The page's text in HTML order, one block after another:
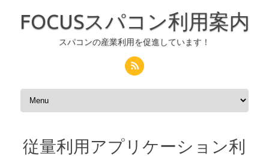
FOCUSスパコン利用案内
スパコンの産業利用を促進しています！
コンテンツへスキップ
従量利用アプリケーション利